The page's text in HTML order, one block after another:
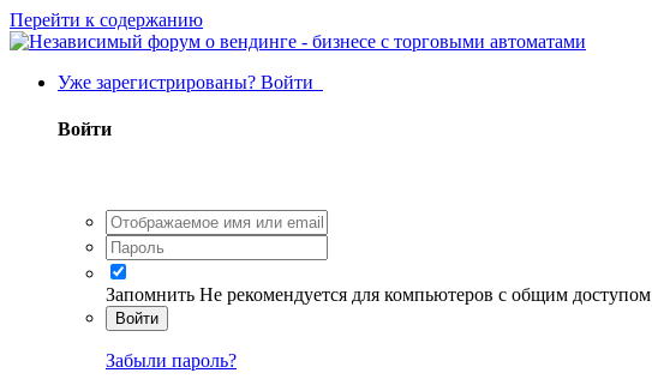
Перейти к содержанию
Уже зарегистрированы? Войти
Войти
Запомнить Не рекомендуется для компьютеров с общим доступом
Войти
Забыли пароль?